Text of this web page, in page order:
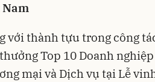
với thành tựu trong công
Top 10 Doanh
mại và Dịch vụ tại Lễ